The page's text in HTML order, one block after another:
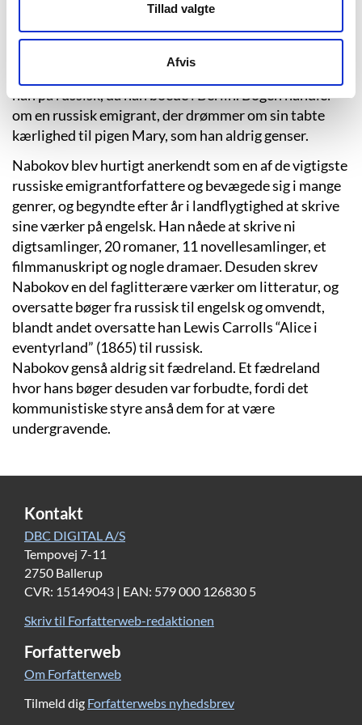
Tillad valgte
Afvis
Nabokov indledte sit forfatterskab med en russisk
digtsamling, der blot hed “Stikhi” (betyder “digte”) i
1916 – sytten år gammel. Hans første roman,
han på russisk, da han boede i Berlin. Bogen handler
om en russisk emigrant, der drømmer om sin tabte
kærlighed til pigen Mary, som han aldrig genser.
Nabokov blev hurtigt anerkendt som en af de vigtigste
russiske emigrantforfattere og bevægede sig i mange
genrer, og begyndte efter år i landflygtighed at skrive
sine værker på engelsk. Han nåede at skrive ni
digtsamlinger, 20 romaner, 11 novellesamlinger, et
filmmanuskript og nogle dramaer. Desuden skrev
Nabokov en del faglitterære værker om litteratur, og
oversatte bøger fra russisk til engelsk og omvendt,
blandt andet oversatte han Lewis Carrolls “Alice i
eventyrland” (1865) til russisk.
Nabokov genså aldrig sit fædreland. Et fædreland
hvor hans bøger desuden var forbudte, fordi det
kommunistiske styre anså dem for at være
undergravende.
Kontakt
DBC DIGITAL A/S
Tempovej 7-11
2750 Ballerup
CVR: 15149043 | EAN: 579 000 126830 5
Skriv til Forfatterweb-redaktionen
Forfatterweb
Om Forfatterweb
Tilmeld dig Forfatterwebs nyhedsbrev